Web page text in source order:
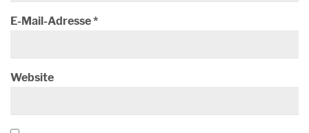
E-Mail-Adresse*
Website